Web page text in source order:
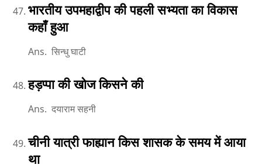
भारतीय उपमहाद्वीप की पहली सभ्यता का विकास
कहाँ हुआ
Ans. सिन्धु घाटी
हड़प्पा की खोज किसने की
Ans. दयाराम सहनी
चीनी यात्री फाह्यान किस शासक के समय में आया
था